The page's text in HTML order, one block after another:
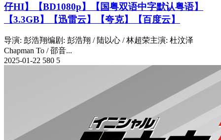
仔HI】【BD1080p】【国粤双语中字默认粤语】
【3.3GB】【迅雷云】【夸克】【百度云】
导演: 彭浩翔编剧: 彭浩翔 / 陆以心 / 林超荣主演: 杜汶泽
Chapman To / 邵音...
2025-01-22 580 5